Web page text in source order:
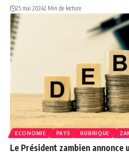
25 mai 20242 Min de lecture
ECONOMIE PAYS RUBRIQUE
Le Président zambien annonce